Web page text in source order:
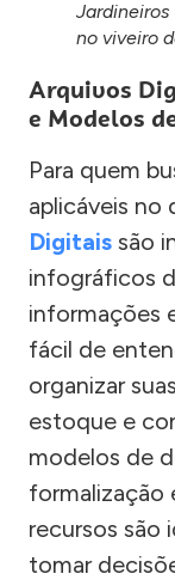
no viveiro
Arquivos
e Modelos
Para quem
aplicáveis no
Digitais são
infográficos
informações
fácil de
organizar
estoque e
modelos de
formalização
recursos são
tomar